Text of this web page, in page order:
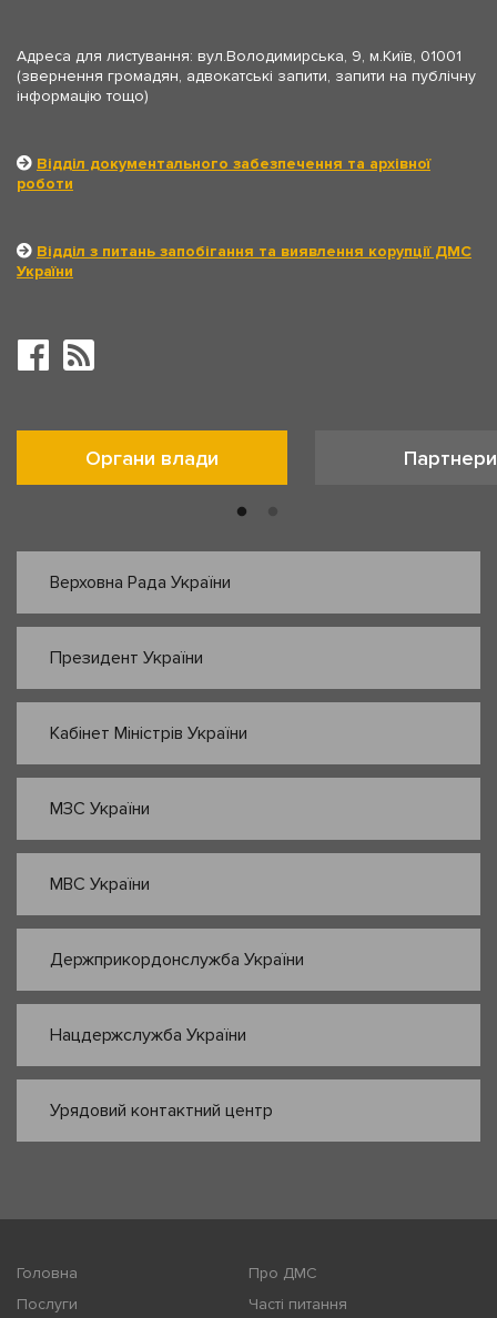
Адреса для листування: вул.Володимирська, 9, м.Київ, 01001
(звернення громадян, адвокатські запити, запити на публічну
інформацію тощо)
Відділ документального забезпечення та архівної
роботи
Відділ з питань запобігання та виявлення корупції ДМС
України
Органи влади Партнери
Верховна Рада України
Президент України
Кабінет Міністрів України
МЗС України
МВС України
Держприкордонслужба України
Нацдержслужба України
Урядовий контактний центр
Головна
Про ДМС
Послуги
Часті питання